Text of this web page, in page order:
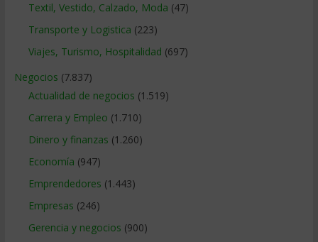
Textil, Vestido, Calzado, Moda (47)
Transporte y Logistica (223)
Viajes, Turismo, Hospitalidad (697)
Negocios (7.837)
Actualidad de negocios (1.519)
Carrera y Empleo (1.710)
Dinero y finanzas (1.260)
Economía (947)
Emprendedores (1.443)
Empresas (246)
Gerencia y negocios (900)